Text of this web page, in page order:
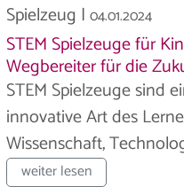
Spielzeug | 04.01.2024
STEM Spielzeuge für
Wegbereiter für die
STEM Spielzeuge sind
innovative Art des
Wissenschaft,
Ingenieurwesen und...
weiter lesen